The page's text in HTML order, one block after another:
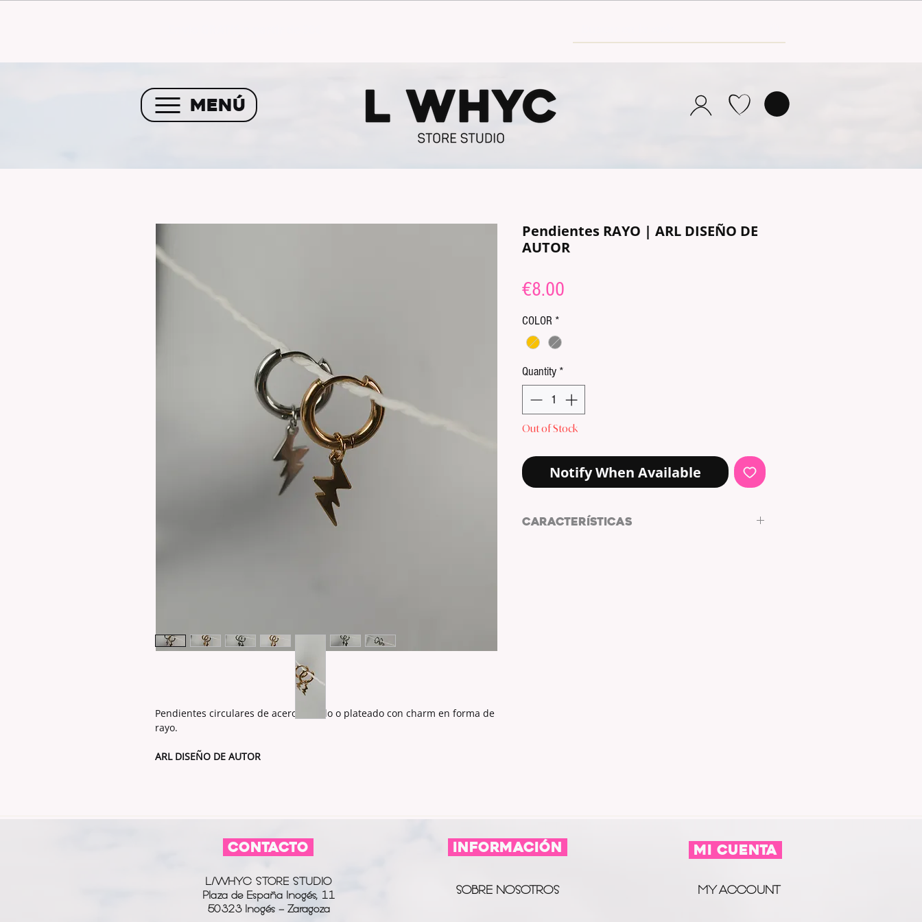
Pendientes circulares de acero dorado o plateado con charm en forma de
rayo.
ARL DISEÑO DE AUTOR
Pendientes RAYO | ARL DISEÑO DE
AUTOR
€8.00
COLOR *
Quantity *
Out of Stock
Notify When Available
CARACTERÍSTICAS
CONTACTO
L/WHYC STORE STUDIO
Plaza de España Inogés, 11
50323 Inogés - Zaragoza
información
SOBRE NOSOTROS
MI CUENTA
MY ACCOUNT
MENÚ